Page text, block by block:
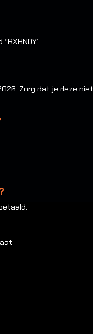
Zorg dat je deze niet